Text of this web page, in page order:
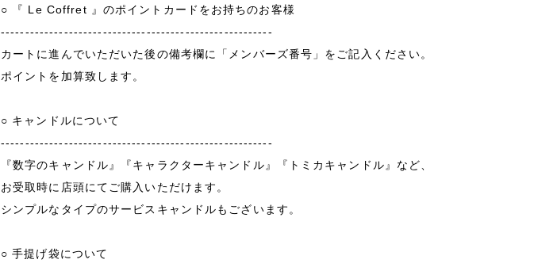
○ 『 Le Coffret 』のポイントカードをお持ちのお客様
--------------------------------------------------------
カートに進んでいただいた後の備考欄に「メンバーズ番号」をご記入ください。
ポイントを加算致します。
○ キャンドルについて
--------------------------------------------------------
『数字のキャンドル』『キャラクターキャンドル』『トミカキャンドル』など、
お受取時に店頭にてご購入いただけます。
シンプルなタイプのサービスキャンドルもございます。
○ 手提げ袋について